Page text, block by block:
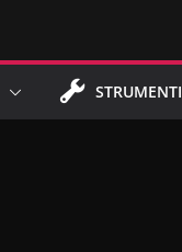
STRUMENTI